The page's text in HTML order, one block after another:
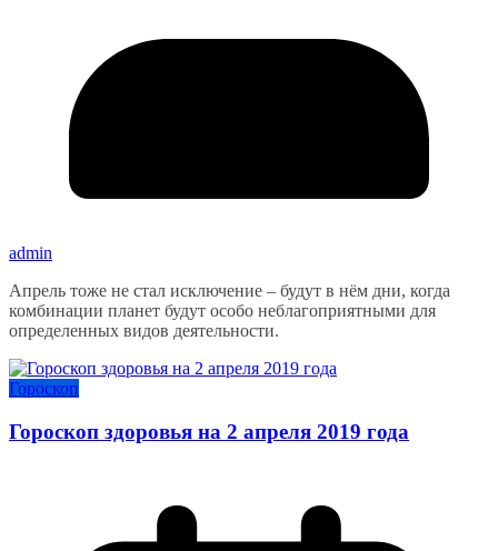
admin
Апрель тоже не стал исключение – будут в нём дни, когда
комбинации планет будут особо неблагоприятными для
определенных видов деятельности.
Гороскоп
Гороскоп здоровья на 2 апреля 2019 года